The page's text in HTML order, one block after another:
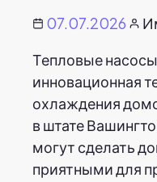
07.07.2026
Тепловые
инновационная
охлаждения
в штате
могут сделать
приятными для